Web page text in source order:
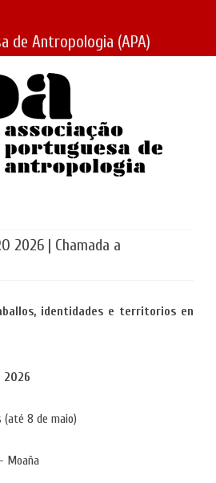
de Antropologia (APA)
2026 | Chamada a
identidades e territorios en
2026
(até 8 de maio)
Moaña